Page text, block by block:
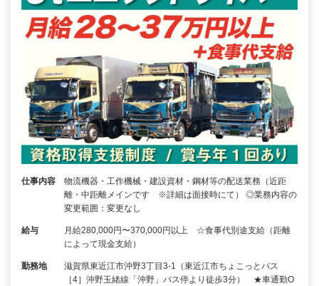
仕事内容
物流機器・工作機械・建設資材・鋼材等の配送業務（近距
離・中距離メインです ※詳細は面接時にて） ◎業務内容の
変更範囲：変更なし
給与
月給280,000円〜370,000円以上 ☆食事代別途支給（距離
によって現金支給）
勤務地
滋賀県東近江市沖野3丁目3-1（東近江市ちょこっとバス
［4］沖野玉緒線「沖野」バス停より徒歩3分） ★車通勤O